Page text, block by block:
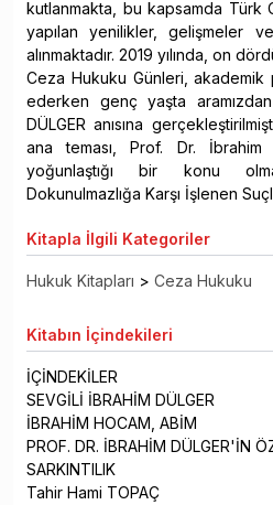
kutlanmakta, bu kapsamda Türk
yapılan yenilikler, gelişmeler
alınmaktadır. 2019 yılında, on
Ceza Hukuku Günleri, akademik
ederken genç yaşta
DÜLGER anısına
ana teması, Prof. Dr. İbrahim
yoğunlaştığı bir konu
Dokunulmazlığa Karşı İşlenen
Kitapla İlgili Kategoriler
Hukuk Kitapları > Ceza Hukuku
Kitabın İçindekileri
İÇİNDEKİLER
SEVGİLİ İBRAHİM DÜLGER
İBRAHİM HOCAM, ABİM
PROF. DR. İBRAHİM DÜLGER'İN
SARKINTILIK
Tahir Hami TOPAÇ